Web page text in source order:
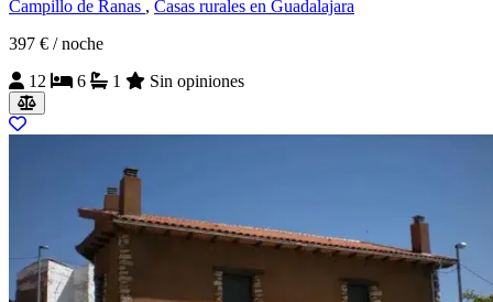
Campillo de Ranas , Casas rurales en Guadalajara
397 € / noche
12
6 1 Sin opiniones